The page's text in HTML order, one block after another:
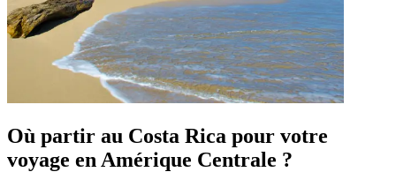
Où partir au Costa Rica pour votre
voyage en Amérique Centrale ?